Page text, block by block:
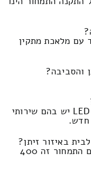
עם מלאכת מתקין
והסביבה?
תעריפי העברת שלטים, בסביבת זיתן שלטי LED יש בהם שירותי
באיזור זיתן?
תוכלו לנייד מתקנים של תפירה עבור מפעלים התמחור זה 400